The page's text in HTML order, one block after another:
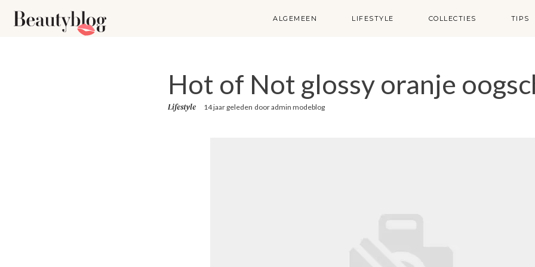
ALGEMEEN LIFESTYLE COLLECTIES TIPS
Hot of Not glossy oranje
Lifestyle 14 jaar geleden dooradmin modeblog